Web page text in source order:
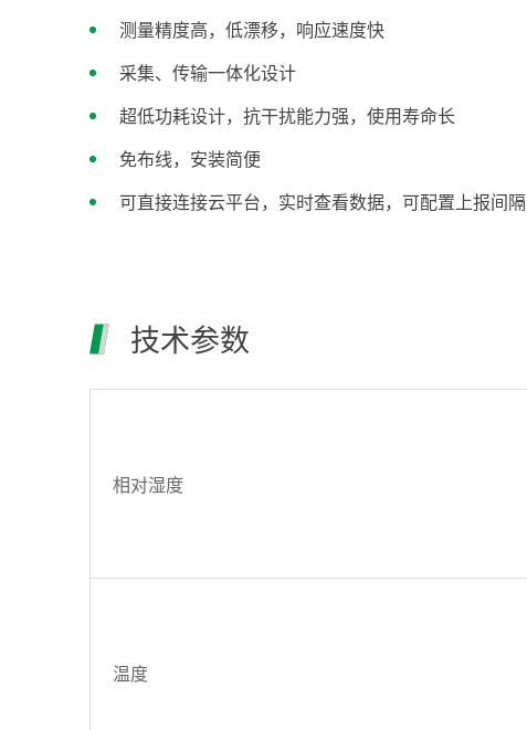
测量精度高，低漂移，响应速度快
采集、传输一体化设计
超低功耗设计，抗干扰能力强，使用寿命长
免布线，安装简便
可直接连接云平台，实时查看数据，可配置上报间隔
技术参数
相对湿度
温度